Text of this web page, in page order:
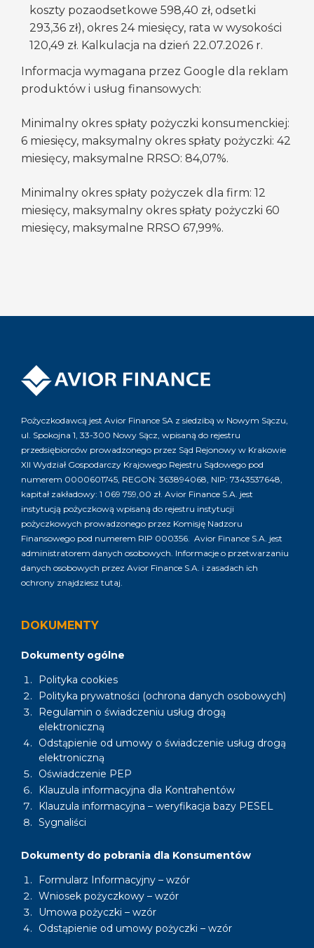
koszty pozaodsetkowe 598,40 zł, odsetki
293,36 zł), okres 24 miesięcy, rata w wysokości
120,49 zł. Kalkulacja na dzień 22.07.2026 r.
Informacja wymagana przez Google dla reklam
produktów i usług finansowych:
Minimalny okres spłaty pożyczki konsumenckiej:
6 miesięcy, maksymalny okres spłaty pożyczki: 42
miesięcy, maksymalne RRSO: 84,07%.
Minimalny okres spłaty pożyczek dla firm: 12
miesięcy, maksymalny okres spłaty pożyczki 60
miesięcy, maksymalne RRSO 67,99%.
Pożyczkodawcą jest Avior Finance SA z siedzibą w Nowym Sączu,
ul. Spokojna 1, 33-300 Nowy Sącz, wpisaną do rejestru
przedsiębiorców prowadzonego przez Sąd Rejonowy w Krakowie
XII Wydział Gospodarczy Krajowego Rejestru Sądowego pod
numerem 0000601745, REGON: 363894068, NIP: 7343537648,
kapitał zakładowy: 1 069 759,00 zł. Avior Finance S.A. jest
instytucją pożyczkową wpisaną do rejestru instytucji
pożyczkowych prowadzonego przez Komisję Nadzoru
Finansowego pod numerem RIP 000356. Avior Finance S.A. jest
administratorem danych osobowych. Informacje o przetwarzaniu
danych osobowych przez Avior Finance S.A. i zasadach ich
ochrony znajdziesz tutaj.
DOKUMENTY
Dokumenty ogólne
Polityka cookies
Polityka prywatności (ochrona danych osobowych)
Regulamin o świadczeniu usług drogą
elektroniczną
Odstąpienie od umowy o świadczenie usług drogą
elektroniczną
Oświadczenie PEP
Klauzula informacyjna dla Kontrahentów
Klauzula informacyjna – weryfikacja bazy PESEL
Sygnaliści
Dokumenty do pobrania dla Konsumentów
Formularz Informacyjny – wzór
Wniosek pożyczkowy – wzór
Umowa pożyczki – wzór
Odstąpienie od umowy pożyczki – wzór